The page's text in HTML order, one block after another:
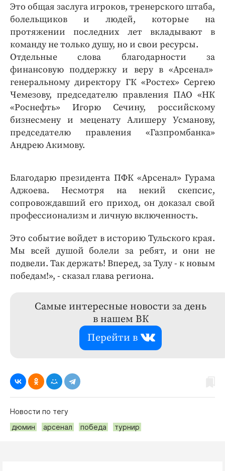
Это общая заслуга игроков, тренерского штаба,
болельщиков и людей, которые на
протяжении последних лет вкладывают в
команду не только душу, но и свои ресурсы.
Отдельные слова благодарности за
финансовую поддержку и веру в «Арсенал»
генеральному директору ГК «Ростех» Сергею
Чемезову, председателю правления ПАО «НК
«Роснефть» Игорю Сечину, российскому
бизнесмену и меценату Алишеру Усманову,
председателю правления «Газпромбанка»
Андрею Акимову.
Благодарю президента ПФК «Арсенал» Гурама
Аджоева. Несмотря на некий скепсис,
сопровождавший его приход, он доказал свой
профессионализм и личную включенность.
Это событие войдет в историю Тульского края.
Мы всей душой болели за ребят, и они не
подвели. Так держать! Вперед, за Тулу - к новым
победам!», - сказал глава региона.
Самые интересные новости за день
в нашем ВК
Перейти в
Новости по тегу
дюмин
арсенал победа турнир